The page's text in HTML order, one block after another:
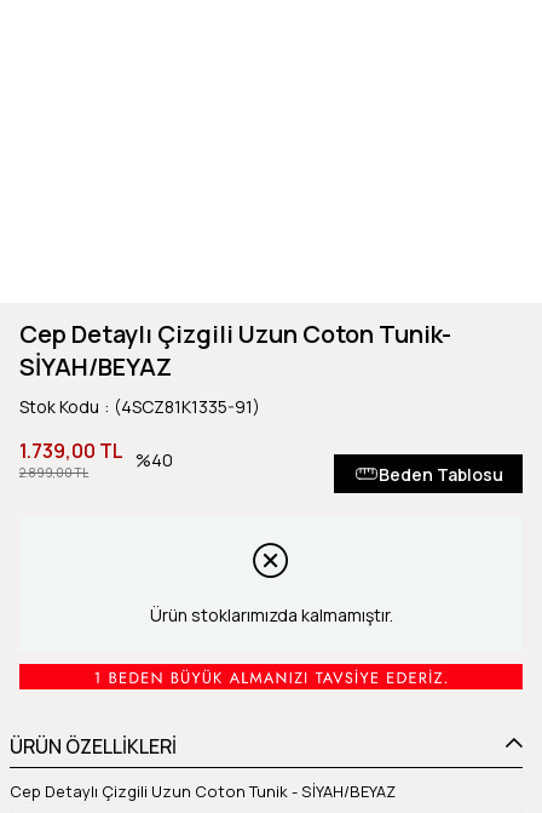
Cep Detaylı Çizgili Uzun Coton Tunik-
SİYAH/BEYAZ
Stok Kodu (4SCZ81K1335-91)
2.899,00 TL
1.739,00 TL 40
Beden Tablosu
Ürün stoklarımızda kalmamıştır.
ÜRÜN ÖZELLİKLERİ
Cep Detaylı Çizgili Uzun Coton Tunik - SİYAH/BEYAZ